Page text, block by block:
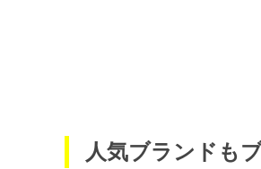
人気ブランドも